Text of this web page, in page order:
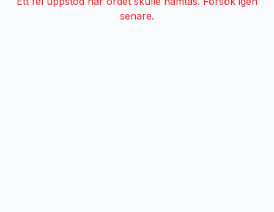
senare.